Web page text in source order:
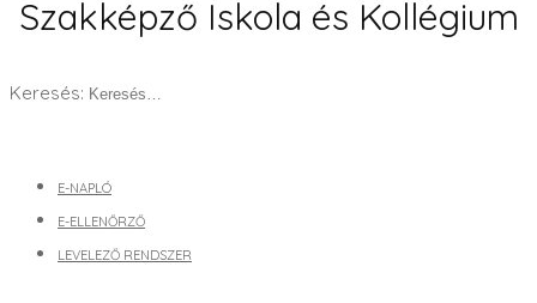
Szakképző Iskola és Kollégium
Keresés:
E-NAPLÓ
E-ELLENŐRZŐ
LEVELEZŐ RENDSZER